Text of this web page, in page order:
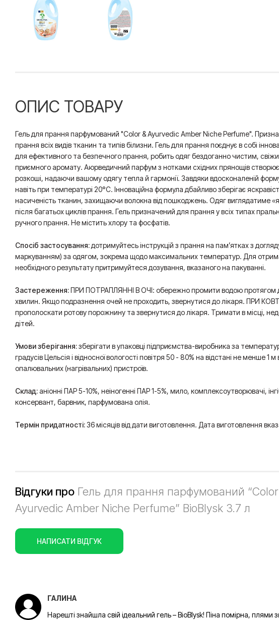
ОПИС ТОВАРУ
Гель для прання парфумований "Color & Ayurvedic Amber Niche Perfume".
прання всіх видів тканин та типів білизни. Гель для прання поєднує в собі
для ефективного та безпечного прання, робить одяг бездоганно чистим,
приємного аромату. Аюрведичний парфум з нотками східних прянощів створює
розкоші, надаючи вашому одягу тепла й гармонії. Завдяки вдосконаленій
навіть при температурі 20°С. Інноваційна формула дбайливо зберігає
насиченість тканин, захищаючи волокна від пошкоджень. Одяг виглядатиме
після багатьох циклів прання. Гель призначений для прання у всіх типах
ручного прання. Не містить хлору та фосфатів.
Спосіб застосування:дотримуйтесь інструкцій з прання на памʼятках з
маркуванням) за одягом, зокрема щодо максимальних температур. Для
необхідного результату притримуйтеся дозування, вказаного на пакуванні.
Застереження:ПРИ ПОТРАПЛЯННІ В ОЧІ: обережно промити водою протягом
хвилин. Якщо подразнення очей не проходить, звернутися до лікаря. ПРИ
прополоскати ротову порожнину та звернутися до лікаря. Тримати в місці,
дітей.
Умови зберігання:зберігати в упаковці підприємства-виробника за
градусів Цельсія і відносної вологості повітря 50 - 80% на відстані не менше 1 м
опалювальних (нагрівальних) пристроїв.
Склад:аніонні ПАР 5-10%, неіногенні ПАР 1-5%, мило, комплексоутворювачі,
консервант, барвник, парфумована олія.
Термін придатності:36 місяців від дати виготовлення. Дата виготовлення
Відгуки про Гель для прання парфумований “Color
Ayurvedic Amber Niche Perfume” BioBlysk 3.7 л
НАПИСАТИ ВІДГУК
ГАЛИНА
Нарешті знайшла свій ідеальний гель – BioBlysk! Піна помірна, плями